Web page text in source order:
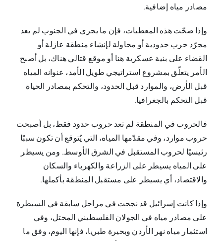
مصادر مياه إضافية.
وإذا صحّت هذه المعطيات، فإن ما يجري في الجنوب لم يعد
مجرّد حرب حدودية أو محاولة لإنشاء منطقة عازلة أو
القضاء على بنية عسكرية هنا أو موقع قتالي هناك، بل أصبح
الأمر يتعلّق بمشروع استراتيجي طويل الأمد، عنوانه المياه
قبل الأرض، والموارد قبل الحدود، والتحكم بمصادر الحياة
قبل التحكم بالجغرافيا.
فالحروب في المنطقة لم تعد حروب حدود فقط، بل أصبحت
حروب موارد، وفي مقدّمها المياه، التي يُتوقع أن تكون سببًا
رئيسيًا لحروب المستقبل في الشرق الأوسط. ومن يسيطر
على المياه يسيطر على الزراعة والكهرباء والسكان
والاقتصاد، أي يسيطر على مستقبل المنطقة بأكملها.
وإذا كانت إسرائيل قد نجحت في مراحل سابقة في السيطرة
على مصادر مياه في الجولان الفلسطيني المحتل، وفي
استثمار مياه نهر الأردن وبحيرة طبريا، فإنها اليوم، وفق ما